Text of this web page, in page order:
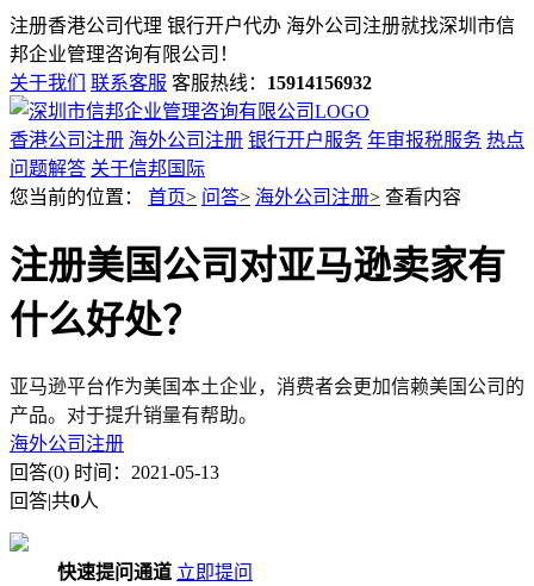
注册香港公司代理 银行开户代办 海外公司注册就找深圳市信
邦企业管理咨询有限公司！
关于我们
联系客服 客服热线： 15914156932
香港公司注册 海外公司注册 银行开户服务 年审报税服务 热点
问题解答 关于信邦国际
您当前的位置： 首页> 问答> 海外公司注册> 查看内容
注册美国公司对亚马逊卖家有
什么好处？
亚马逊平台作为美国本土企业，消费者会更加信赖美国公司的
产品。 对于提升销量有帮助。
海外公司注册
回答(0) 时间：2021-05-13
回答|共0人
快速提问通道 立即提问